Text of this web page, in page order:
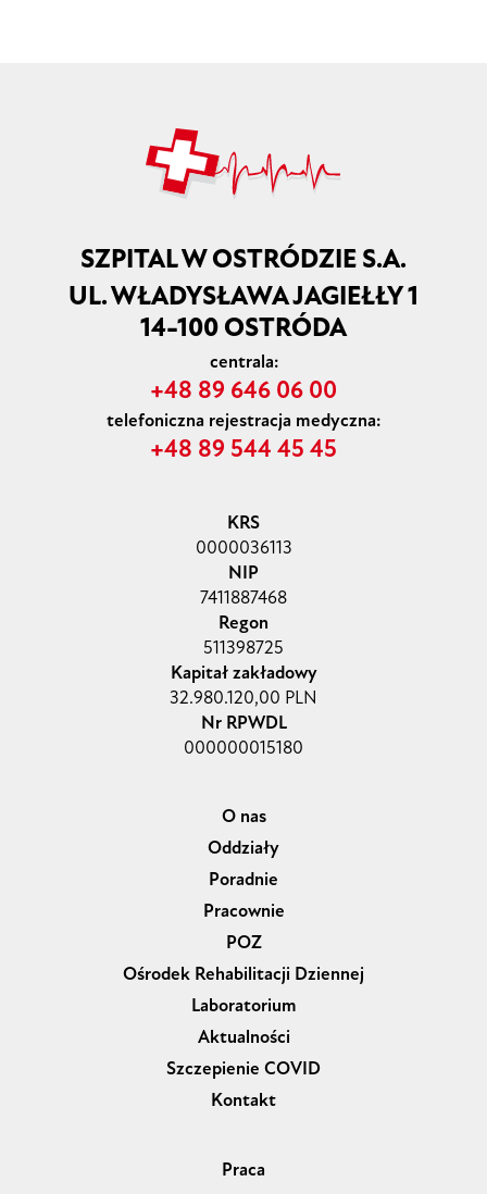
SZPITAL W OSTRÓDZIE S.A.
UL. WŁADYSŁAWA JAGIEŁŁY 1
14-100 OSTRÓDA
centrala:
+48 89 646 06 00
telefoniczna rejestracja medyczna:
+48 89 544 45 45
KRS
0000036113
NIP
7411887468
Regon
511398725
Kapitał zakładowy
32.980.120,00 PLN
Nr RPWDL
000000015180
O nas
Oddziały
Poradnie
Pracownie
POZ
Ośrodek Rehabilitacji Dziennej
Laboratorium
Aktualności
Szczepienie COVID
Kontakt
Praca